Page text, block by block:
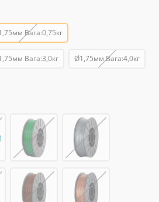
Вага:0,75кг
Вага:3,0кг Ø1,75мм Вага:4,0кг